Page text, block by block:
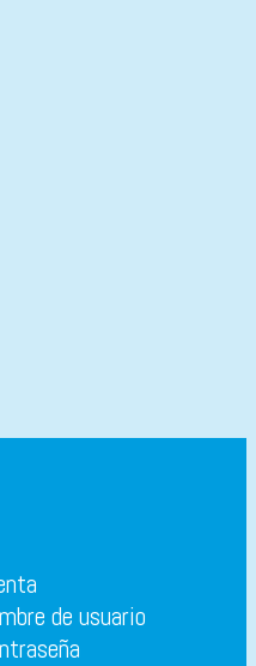
de usuario